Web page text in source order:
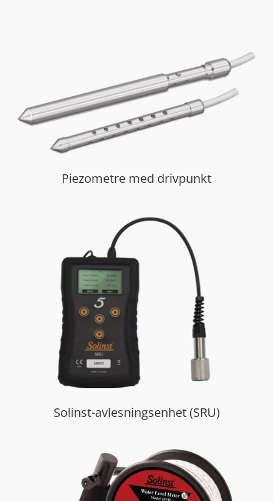
Piezometre med drivpunkt
Solinst-avlesningsenhet (SRU)